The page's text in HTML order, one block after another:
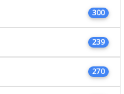
300
239
270